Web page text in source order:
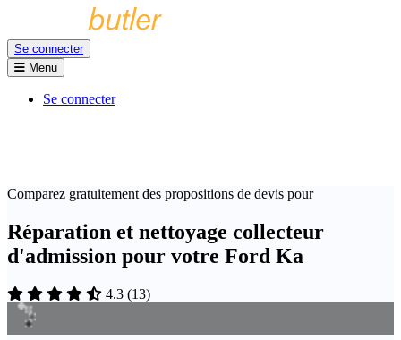
Se connecter
Menu
Se connecter
Comparez gratuitement des propositions de devis pour
Réparation et nettoyage collecteur
d'admission pour votre Ford Ka
4.3 (13)